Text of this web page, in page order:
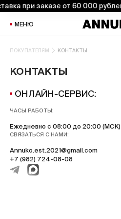
при заказе от 60 000 рублей
МЕНЮ
ПОКУПАТЕЛЯМ КОНТАКТЫ
КОНТАКТЫ
ОНЛАЙН-СЕРВИС:
ЧАСЫ РАБОТЫ:
Ежедневно с 08:00 до 20:00 (МСК)
СВЯЗАТЬСЯ С НАМИ:
Annuko.est.2021@gmail.com
+7 (982) 724-08-08